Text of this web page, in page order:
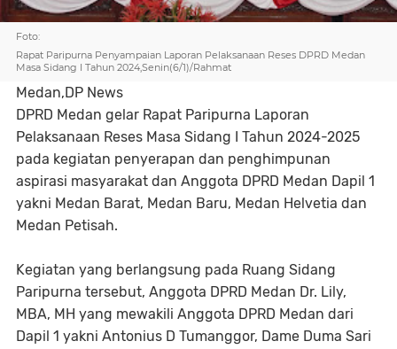
Foto:
Rapat Paripurna Penyampaian Laporan Pelaksanaan Reses DPRD Medan
Masa Sidang I Tahun 2024,Senin(6/1)/Rahmat
Medan,DP News
DPRD Medan gelar Rapat Paripurna Laporan
Pelaksanaan Reses Masa Sidang I Tahun 2024-2025
pada kegiatan penyerapan dan penghimpunan
aspirasi masyarakat dan Anggota DPRD Medan Dapil 1
yakni Medan Barat, Medan Baru, Medan Helvetia dan
Medan Petisah.
Kegiatan yang berlangsung pada Ruang Sidang
Paripurna tersebut, Anggota DPRD Medan Dr. Lily,
MBA, MH yang mewakili Anggota DPRD Medan dari
Dapil 1 yakni Antonius D Tumanggor, Dame Duma Sari